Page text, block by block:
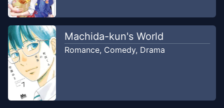
Kim Com
Chapter7
Kim Com
Jul 11, 2025
Chapter7
Kim Com
Machida-kun's World
Romance, Comedy, Drama